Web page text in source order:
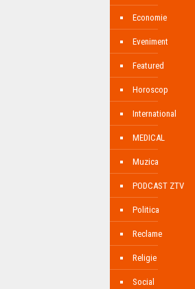
Economie
Eveniment
Featured
Horoscop
International
MEDICAL
Muzica
PODCAST ZTV
Politica
Reclame
Religie
Social